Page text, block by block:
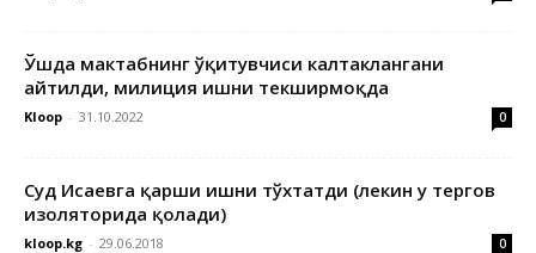
Ўшда мактабнинг ўқитувчиси калтаклангани
айтилди, милиция ишни текширмоқда
Kloop - 31.10.2022 0
Суд Исаевга қарши ишни тўхтатди (лекин у тергов
изоляторида қолади)
kloop.kg - 29.06.2018 0